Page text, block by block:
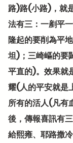
路)路(小路)，就
法有三：一剷平
隆起的要削為平
坦)；三崎嶇的要
平直的)。效果就
耀(人的平安就是
所有的活人(凡有
後，傳報喜訊有
給熙雍、耶路撒